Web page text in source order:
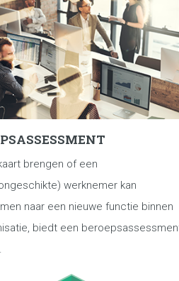
brengen of een
werknemer kan
naar een nieuwe functie binnen
biedt een